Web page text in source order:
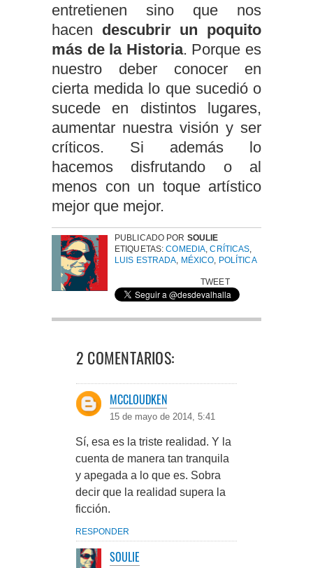
entretienen sino que nos
hacen descubrir un poquito
más de la Historia. Porque es
nuestro deber conocer en
cierta medida lo que sucedió o
sucede en distintos lugares,
aumentar nuestra visión y ser
críticos. Si además lo
hacemos disfrutando o al
menos con un toque artístico
mejor que mejor.
PUBLICADO POR SOULIE
ETIQUETAS:COMEDIA,CRÍTICAS,
LUIS ESTRADA, MÉXICO, POLÍTICA
TWEET
2 COMENTARIOS:
MCCLOUDKEN
15 de mayo de 2014, 5:41
Sí, esa es la triste realidad. Y la
cuenta de manera tan tranquila
y apegada a lo que es. Sobra
decir que la realidad supera la
ficción.
RESPONDER
SOULIE